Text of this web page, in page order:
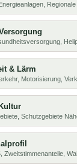
& Lärm
Motorisierung,
Schutzgebiete
Zweitstimmenanteile,